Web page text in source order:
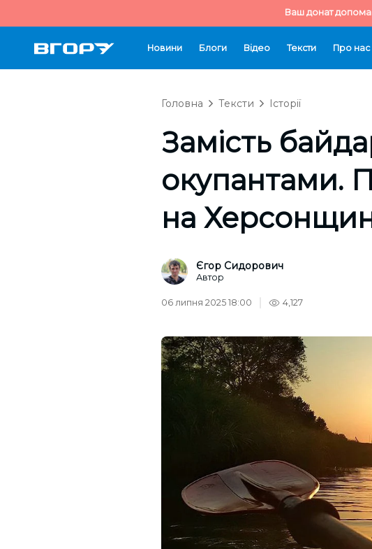
Ваш донат
Новини Блоги Відео Тексти Про нас
Головна Тексти Історії
Замість
окупантами.
на
Єгор Сидорович
Автор
06 липня 2025 18:00 4,127